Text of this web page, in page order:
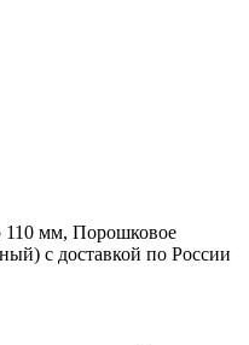
110 мм, Порошковое
с доставкой по России